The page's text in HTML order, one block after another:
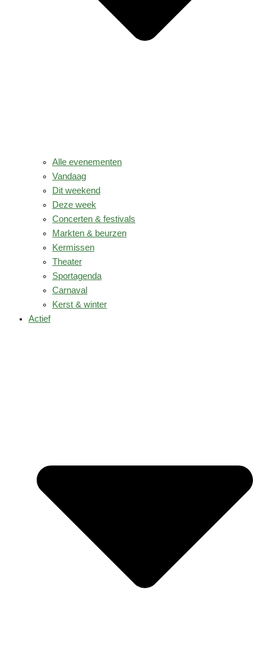
Alle evenementen
Vandaag
Dit weekend
Deze week
Concerten & festivals
Markten & beurzen
Kermissen
Theater
Sportagenda
Carnaval
Kerst & winter
Actief